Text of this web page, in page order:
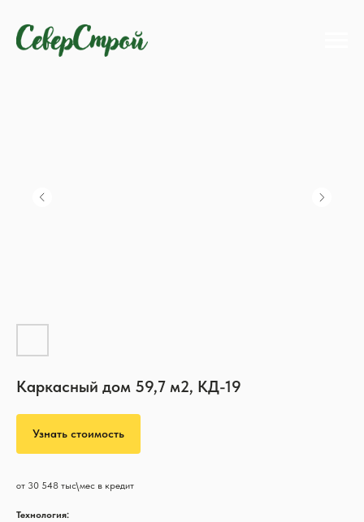
Каркасный дом 59,7 м2, КД-19
Узнать стоимость
от 30 548 тыс\мес в кредит
Технология: